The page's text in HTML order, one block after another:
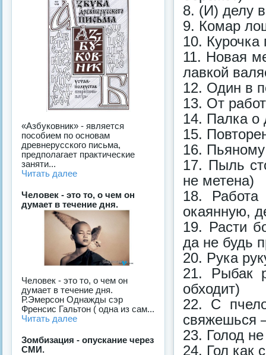
8. (И) делу
9. Комар
10.
11. Новая
лавкой
12. Один в
13. От
14. Палка о
15.
16.
17. Пыль
не метена)
18.
окаянную,
19. Расти
да не будь
20. Рука
21. Рыбак
обходит)
22. С
свяжешься
23. Голод
24. Гол как
«Азбуковник» - является
пособием по основам
древнерусского письма,
предполагает практические
заняти...
Читать далее
Человек - это то, о чем он
думает в течение дня.
Человек - это то, о чем он
думает в течение дня.
Р.Эмерсон Однажды сэр
Френсис Гальтон ( одна из сам...
Читать далее
Зомбизация - опускание через
СМИ.